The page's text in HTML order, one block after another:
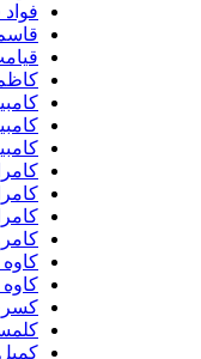
فواد فالکو
قاسم و
قیامت باند
کاظم
کامبیز
کامبیز فتاحی
کامبیز
کامران
کامران رسول
کامران مولایی
کامروز فتحی
کاوه آفاق
کاوه ایرانی
کسری حرمتی
کلمست
کمیل احتشام